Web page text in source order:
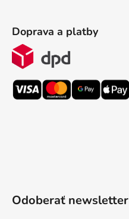
Doprava a platby
Odoberať newsletter